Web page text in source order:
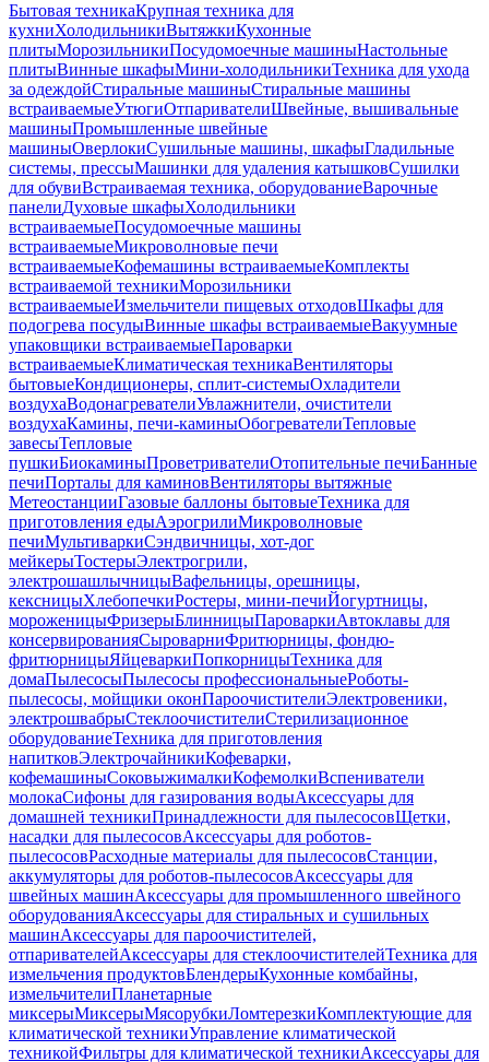
Бытовая техникаКрупная техника для
кухниХолодильникиВытяжкиКухонные
плитыМорозильникиПосудомоечные машиныНастольные
плитыВинные шкафыМини-холодильникиТехника для ухода
за одеждойСтиральные машиныСтиральные машины
встраиваемыеУтюгиОтпаривателиШвейные, вышивальные
машиныПромышленные швейные
машиныОверлокиСушильные машины, шкафыГладильные
системы, прессыМашинки для удаления катышковСушилки
для обувиВстраиваемая техника, оборудованиеВарочные
панелиДуховые шкафыХолодильники
встраиваемыеПосудомоечные машины
встраиваемыеМикроволновые печи
встраиваемыеКофемашины встраиваемыеКомплекты
встраиваемой техникиМорозильники
встраиваемыеИзмельчители пищевых отходовШкафы для
подогрева посудыВинные шкафы встраиваемыеВакуумные
упаковщики встраиваемыеПароварки
встраиваемыеКлиматическая техникаВентиляторы
бытовыеКондиционеры, сплит-системыОхладители
воздухаВодонагревателиУвлажнители, очистители
воздухаКамины, печи-каминыОбогревателиТепловые
завесыТепловые
пушкиБиокаминыПроветривателиОтопительные печиБанные
печиПорталы для каминовВентиляторы вытяжные
МетеостанцииГазовые баллоны бытовыеТехника для
приготовления едыАэрогрилиМикроволновые
печиМультиваркиСэндвичницы, хот-дог
мейкерыТостерыЭлектрогрили,
электрошашлычницыВафельницы, орешницы,
кексницыХлебопечкиРостеры, мини-печиЙогуртницы,
мороженицыФризерыБлинницыПароваркиАвтоклавы для
консервированияСыроварниФритюрницы, фондю-
фритюрницыЯйцеваркиПопкорницыТехника для
домаПылесосыПылесосы профессиональныеРоботы-
пылесосы, мойщики оконПароочистителиЭлектровеники,
электрошвабрыСтеклоочистителиСтерилизационное
оборудованиеТехника для приготовления
напитковЭлектрочайникиКофеварки,
кофемашиныСоковыжималкиКофемолкиВспениватели
молокаСифоны для газирования водыАксессуары для
домашней техникиПринадлежности для пылесосовЩетки,
насадки для пылесосовАксессуары для роботов-
пылесосовРасходные материалы для пылесосовСтанции,
аккумуляторы для роботов-пылесосовАксессуары для
швейных машинАксессуары для промышленного швейного
оборудованияАксессуары для стиральных и сушильных
машинАксессуары для пароочистителей,
отпаривателейАксессуары для стеклоочистителейТехника для
измельчения продуктовБлендерыКухонные комбайны,
измельчителиПланетарные
миксерыМиксерыМясорубкиЛомтерезкиКомплектующие для
климатической техникиУправление климатической
техникойФильтры для климатической техникиАксессуары для